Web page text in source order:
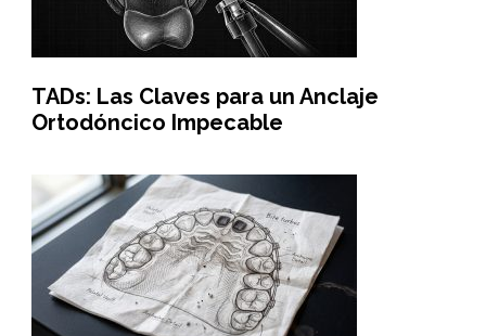
TADs: Las Claves para un Anclaje
Ortodóncico Impecable